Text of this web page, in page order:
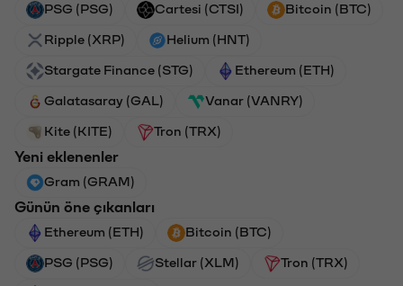
PSG (PSG) Cartesi (CTSI) Bitcoin (BTC)
Ripple (XRP) Helium (HNT)
Stargate Finance (STG) Ethereum (ETH)
Galatasaray (GAL) Vanar (VANRY)
Kite (KITE) Tron (TRX)
Yeni eklenenler
Gram (GRAM)
Günün öne çıkanları
Ethereum (ETH) Bitcoin (BTC)
PSG (PSG) Stellar (XLM) Tron (TRX)